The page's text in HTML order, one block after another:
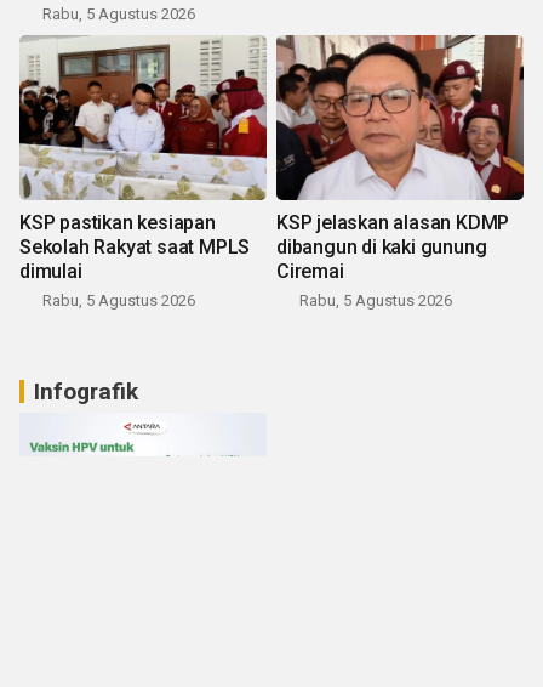
Rabu, 5 Agustus 2026
KSP pastikan kesiapan
Sekolah Rakyat saat MPLS
dimulai
Rabu, 5 Agustus 2026
KSP jelaskan alasan KDMP
dibangun di kaki gunung
Ciremai
Rabu, 5 Agustus 2026
Infografik